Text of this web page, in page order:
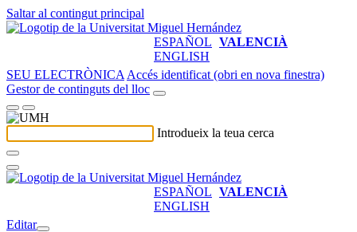
Saltar al contingut principal
ESPAÑOL VALENCIÀ
ENGLISH
SEU ELECTRÒNICA Accés identificat (obri en nova finestra)
Gestor de continguts del lloc
Introdueix la teua cerca
ESPAÑOL VALENCIÀ
ENGLISH
Editar